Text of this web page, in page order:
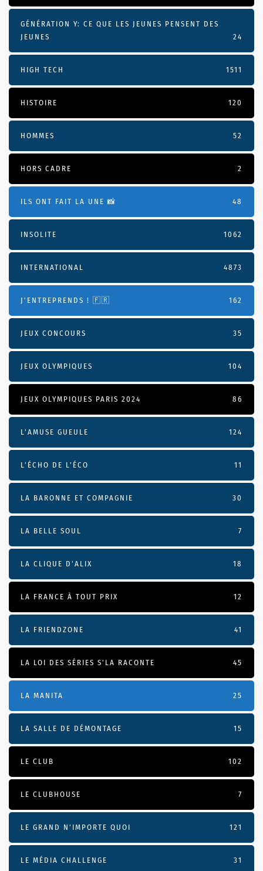
GÉNÉRATION Y: CE QUE LES JEUNES PENSENT DES
JEUNES
24
HIGH TECH 1511
HISTOIRE 120
HOMMES 52
HORS CADRE 2
ILS ONT FAIT LA UNE 📸 48
INSOLITE 1062
INTERNATIONAL 4873
J'ENTREPRENDS ! 🇫🇷 162
JEUX CONCOURS 35
JEUX OLYMPIQUES 104
JEUX OLYMPIQUES PARIS 2024 86
L'AMUSE GUEULE 124
L’ÉCHO DE L’ÉCO 11
LA BARONNE ET COMPAGNIE 30
LA BELLE SOUL 7
LA CLIQUE D'ALIX 18
LA FRANCE À TOUT PRIX 12
LA FRIENDZONE 41
LA LOI DES SÉRIES S'LA RACONTE 45
LA MANITA 25
LA SALLE DE DÉMONTAGE 15
LE CLUB 102
LE CLUBHOUSE 7
LE GRAND N’IMPORTE QUOI 121
LE MÉDIA CHALLENGE 31